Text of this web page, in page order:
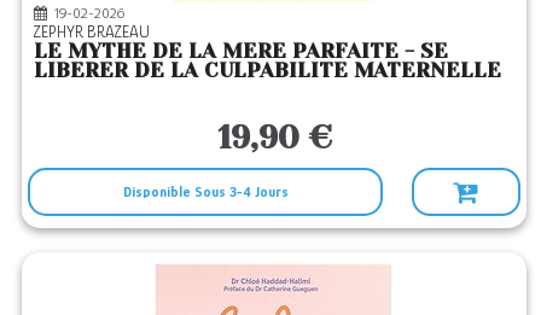
19-02-2026
ZEPHYR BRAZEAU
LE MYTHE DE LA MERE PARFAITE - SE
LIBERER DE LA CULPABILITE MATERNELLE
19,90 €
Disponible Sous 3-4 Jours